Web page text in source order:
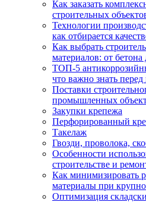
Как заказать
строительных
Технологии
как отбирается
Как выбрать
материалов: от бетона
ТОП-5
что важно знать
Поставки
промышленных
Закупки крепежа
Перфорированный
Такелаж
Гвозди, проволока,
Особенности
строительстве и
Как минимизировать
материалы при
Оптимизация